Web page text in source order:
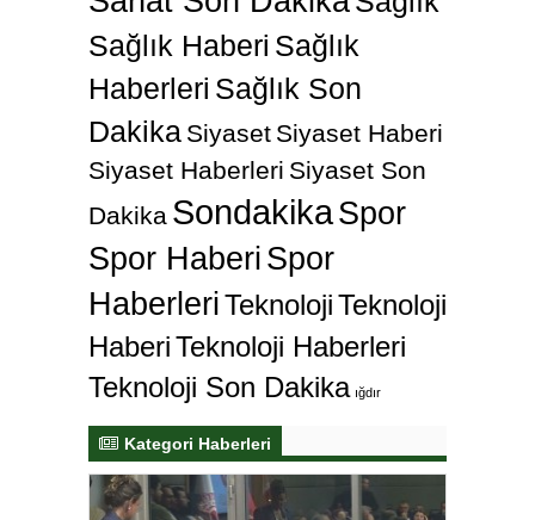
Sağlık Haberi Sağlık
Haberleri Sağlık Son
Dakika Siyaset Siyaset Haberi
Siyaset Haberleri Siyaset Son
Dakika SondakikaSpor
Spor Haberi Spor
HaberleriTeknolojiTeknoloji
HaberiTeknoloji Haberleri
Teknoloji Son Dakika ığdır
Kategori Haberleri